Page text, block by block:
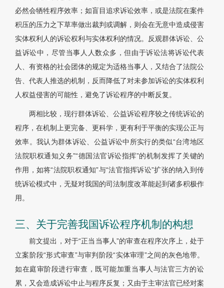
必然会牺牲程序效率；如盲目追求诉讼效率，或是法院在案件
积压的压力之下草率做出裁判或调解，则会在无意中造成侵害
实体权利人的诉讼权利与实体权利的情况。反观群体诉讼、公
益诉讼中，尽管当事人人数众多，但由于诉讼法将诉讼代表
人、有资格的社会团体的规定为适格当事人，又结合了法院公
告、代表人推选的机制，反而降低了对未参加诉讼的实体权利
人权益侵害的可能性，避免了诉讼程序的中断反复。
两相比较，现行群体诉讼、公益诉讼程序较之传统诉讼的
程序，在机制上更完备、更科学，更有利于平衡的实现公正与
效率。我认为群体诉讼、公益诉讼中所实行的类似“台湾地区
法院职权通知义务”“德国法官诉讼指挥”的机制发挥了关键的
作用，如将“法院职权通知”与“法官指挥诉讼”扩张的纳入到传
统诉讼模式中，无疑对我国的司法制度改革能起到诸多积极作
用。
三、关于完善我国诉讼程序机制的构想
前文提出，对于“正当当事人”的审查在程序次序上，处于
立案阶段“形式审查”与审判阶段“实体审理”之间的灰色地带。
如在庭审阶段进行审查，既可能加重当事人与法官三方的讼
累，又会造成诉讼中止与程序反复；又由于主审法官已经对案